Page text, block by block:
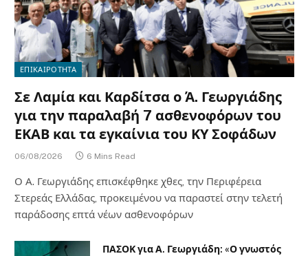
ΕΠΙΚΑΙΡΟΤΗΤΑ
Σε Λαμία και Καρδίτσα ο Ά. Γεωργιάδης
για την παραλαβή 7 ασθενοφόρων του
ΕΚΑΒ και τα εγκαίνια του ΚΥ Σοφάδων
06/08/2026 6 Mins Read
Ο Α. Γεωργιάδης επισκέφθηκε χθες, την Περιφέρεια
Στερεάς Ελλάδας, προκειμένου να παραστεί στην τελετή
παράδοσης επτά νέων ασθενοφόρων
ΠΑΣΟΚ για Α. Γεωργιάδη: «Ο γνωστός